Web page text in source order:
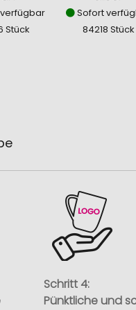
Stück
Sofort
84218 Stück
Schritt 4:
Pünktliche und